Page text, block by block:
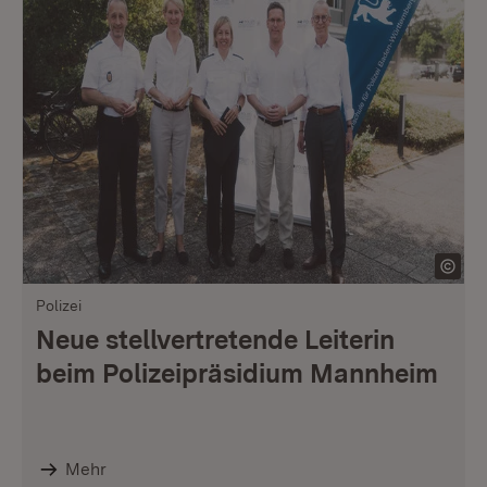
Polizei
Neue stellvertretende Leiterin
beim Polizeipräsidium Mannheim
Mehr